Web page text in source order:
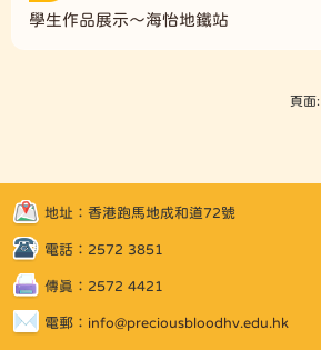
學生作品展示～海怡地鐵站
頁面:
地址：香港跑馬地成和道72號
電話：2572 3851
傳真：2572 4421
電郵： info@preciousbloodhv.edu.hk